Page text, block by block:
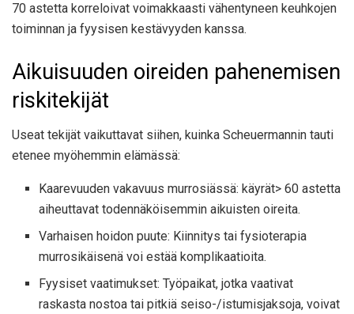
70 astetta korreloivat voimakkaasti vähentyneen keuhkojen
toiminnan ja fyysisen kestävyyden kanssa.
Aikuisuuden oireiden pahenemisen
riskitekijät
Useat tekijät vaikuttavat siihen, kuinka Scheuermannin tauti
etenee myöhemmin elämässä:
Kaarevuuden vakavuus murrosiässä: käyrät> 60 astetta
aiheuttavat todennäköisemmin aikuisten oireita.
Varhaisen hoidon puute: Kiinnitys tai fysioterapia
murrosikäisenä voi estää komplikaatioita.
Fyysiset vaatimukset: Työpaikat, jotka vaativat
raskasta nostoa tai pitkiä seiso-/istumisjaksoja, voivat